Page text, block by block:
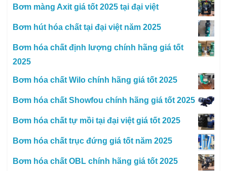
Bơm màng Axit giá tốt 2025 tại đại việt
Bơm hút hóa chất tại đại việt năm 2025
Bơm hóa chất định lượng chính hãng giá tốt
2025
Bơm hóa chất Wilo chính hãng giá tốt 2025
Bơm hóa chất Showfou chính hãng giá tốt 2025
Bơm hóa chất tự mồi tại đại việt giá tốt 2025
Bơm hóa chất trục đứng giá tốt năm 2025
Bơm hóa chất OBL chính hãng giá tốt 2025